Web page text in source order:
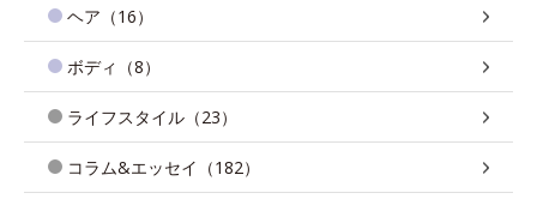
ヘア（16）
ボディ（8）
ライフスタイル（23）
コラム&エッセイ（182）